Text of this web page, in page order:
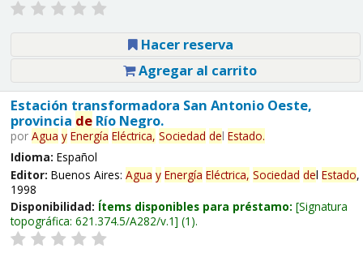
Hacer reserva
Agregar al carrito
Estación transformadora San Antonio Oeste,
provincia deRío Negro.
por Agua y Energía Eléctrica, Sociedad del Estado.
Idioma: Español
Editor: Buenos Aires: Agua y Energía Eléctrica, Sociedad del Estado,
1998
Disponibilidad: Ítems disponibles para préstamo: Signatura
topográfica: 621.374.5/A282/v.1 (1).